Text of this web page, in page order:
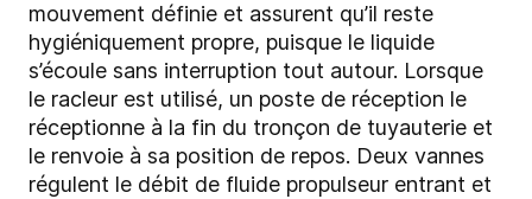
mouvement définie et assurent qu’il reste
hygiéniquement propre, puisque le liquide
s’écoule sans interruption tout autour. Lorsque
le racleur est utilisé, un poste de réception le
réceptionne à la fin du tronçon de tuyauterie et
le renvoie à sa position de repos. Deux vannes
régulent le débit de fluide propulseur entrant et